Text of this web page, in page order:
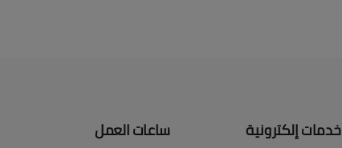
خدمات إلكترونية ساعات العمل